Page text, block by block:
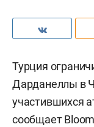
Турция
Дарданеллы в
участившихся
сообщает